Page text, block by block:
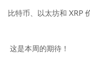
比特币、以太坊和 XRP
这是本周的期待！